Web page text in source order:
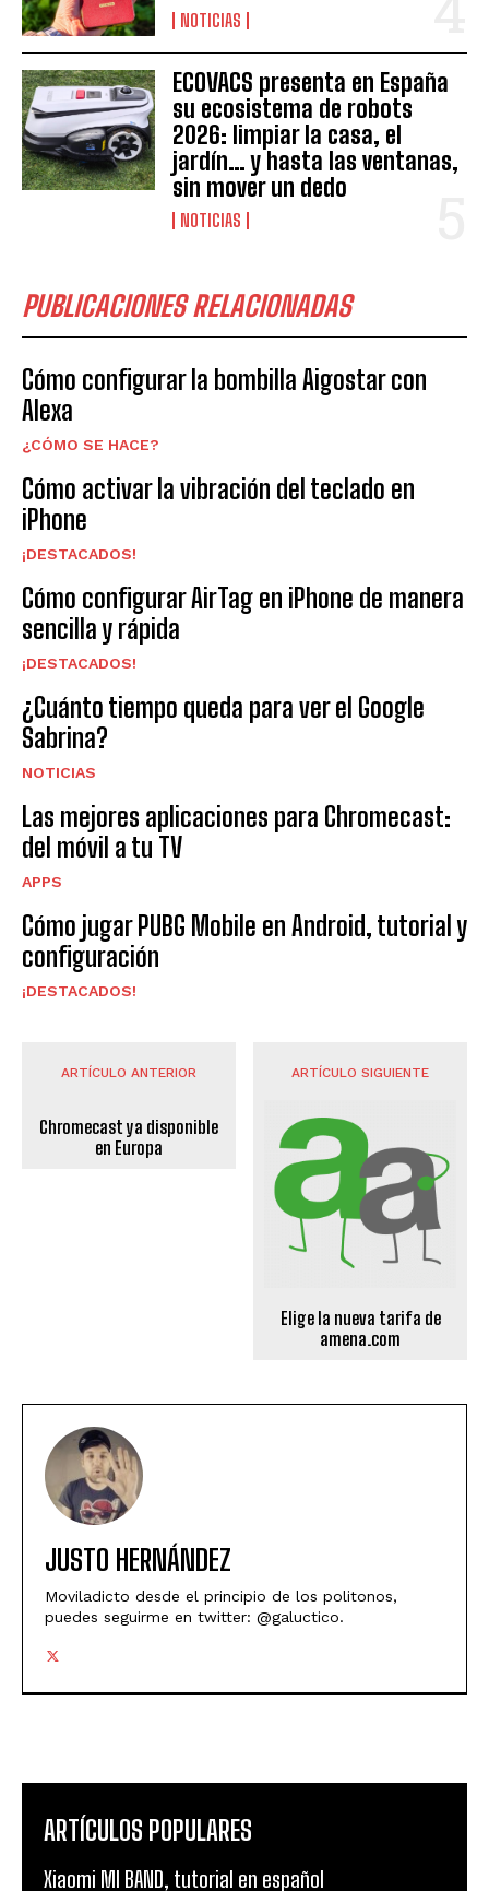
NOTICIAS
ECOVACS presenta en España
su ecosistema de robots
2026: limpiar la casa, el
jardín… y hasta las ventanas,
sin mover un dedo
NOTICIAS
PUBLICACIONES RELACIONADAS
Cómo configurar la bombilla Aigostar con
Alexa
¿CÓMO SE HACE?
Cómo activar la vibración del teclado en
iPhone
¡DESTACADOS!
Cómo configurar AirTag en iPhone de manera
sencilla y rápida
¡DESTACADOS!
¿Cuánto tiempo queda para ver el Google
Sabrina?
NOTICIAS
Las mejores aplicaciones para Chromecast:
del móvil a tu TV
APPS
Cómo jugar PUBG Mobile en Android, tutorial y
configuración
¡DESTACADOS!
ARTÍCULO ANTERIOR
Chromecast ya disponible
en Europa
ARTÍCULO SIGUIENTE
Elige la nueva tarifa de
amena.com
JUSTO HERNÁNDEZ
Moviladicto desde el principio de los politonos,
puedes seguirme en twitter: @galuctico.
ARTÍCULOS POPULARES
Xiaomi MI BAND, tutorial en español